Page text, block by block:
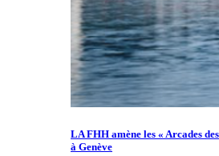
LA FHH amène les « Arcades
à Genève